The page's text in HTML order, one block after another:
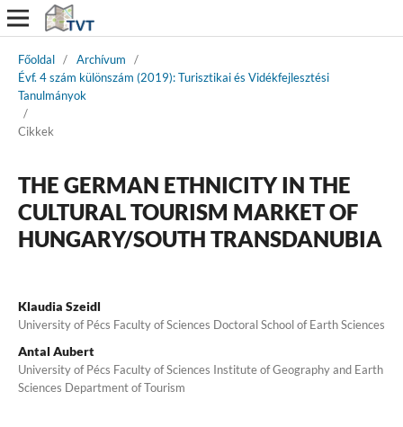
Főoldal / Archívum
/
Évf. 4 szám különszám (2019): Turisztikai és Vidékfejlesztési
Tanulmányok
/
Cikkek
THE GERMAN ETHNICITY IN THE
CULTURAL TOURISM MARKET OF
HUNGARY/SOUTH TRANSDANUBIA
Klaudia Szeidl
University of Pécs Faculty of Sciences Doctoral School of Earth Sciences
Antal Aubert
University of Pécs Faculty of Sciences Institute of Geography and Earth
Sciences Department of Tourism